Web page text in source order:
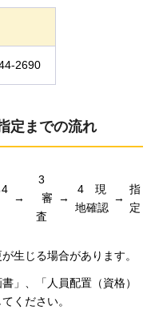
2690
定までの流れ
→
3
審
査
→
4
現
地確認
→
指
定
生じる場合があります。
」、「人員配置（資格）
ください。